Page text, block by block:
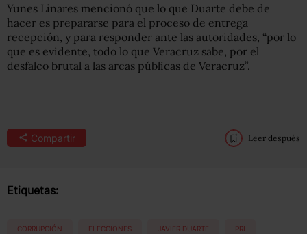
Yunes Linares mencionó que lo que Duarte debe de
hacer es prepararse para el proceso de entrega
recepción, y para responder ante las autoridades, “por lo
que es evidente, todo lo que Veracruz sabe, por el
desfalco brutal a las arcas públicas de Veracruz”.
Compartir Leer después
Etiquetas:
CORRUPCIÓN ELECCIONES JAVIER DUARTE PRI